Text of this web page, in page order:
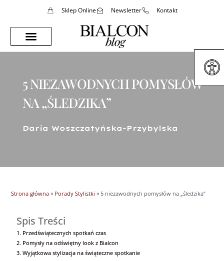
Sklep Online Newsletter Kontakt
5 NIEZAWODNYCH POMYSŁÓW
NA „ŚLEDZIKA”
Daria Woszczatyńska-Przybylska
Strona główna » Porady Stylistki »5 niezawodnych pomysłów na „śledzika”
Spis Treści
Przedświątecznych spotkań czas
Pomysły na odświętny look z Bialcon
Wyjątkowa stylizacja na świąteczne spotkanie